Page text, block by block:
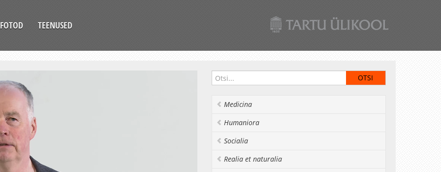
FOTOD TEENUSED
Medicina
Humaniora
Socialia
Realia et naturalia